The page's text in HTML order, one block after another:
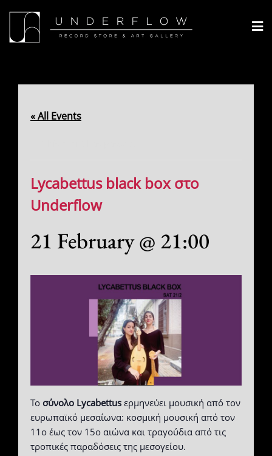
content
« All Events
Lycabettus black box στο
Underflow
21 February @ 21:00
Το σύνολο Lycabettus ερμηνεύει μουσική από τον
ευρωπαϊκό μεσαίωνα: κοσμική μουσική από τον
11ο έως τον 15ο αιώνα και τραγούδια από τις
τροπικές παραδόσεις της μεσογείου.